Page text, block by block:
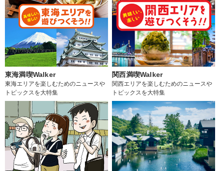
東海満喫Walker
東海エリアを楽しむためのニュースや
トピックスを大特集
関西満喫Walker
関西エリアを楽しむためのニュースや
トピックスを大特集